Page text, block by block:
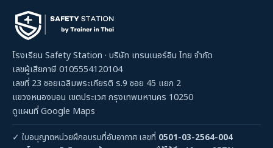
โรงเรียน Safety Station · บริษัท เทรนเนอร์อิน ไทย จำกัด
เลขผู้เสียภาษี 0105554120104
เลขที่ 23 ซอยเฉลิมพระเกียรติ ร.9 ซอย 45 แยก 2
แขวงหนองบอน เขตประเวศ กรุงเทพมหานคร 10250
ดูแผนที่ Google Maps
✓ ใบอนุญาตหน่วยฝึกอบรมที่อับอากาศ เลขที่ 0501-03-2564-004